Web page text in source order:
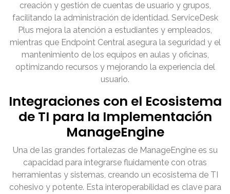
creación y gestión de cuentas de usuario y grupos,
facilitando la administración de identidad. ServiceDesk
Plus mejora la atención a estudiantes y empleados,
mientras que Endpoint Central asegura la seguridad y el
mantenimiento de los equipos en aulas y oficinas,
optimizando recursos y mejorando la experiencia del
usuario.
Integraciones con el Ecosistema
de TI para la Implementación
ManageEngine
Una de las grandes fortalezas de ManageEngine es su
capacidad para integrarse fluidamente con otras
herramientas y sistemas, creando un ecosistema de TI
cohesivo y potente. Esta interoperabilidad es clave para